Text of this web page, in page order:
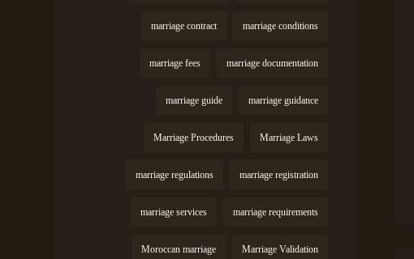
marriage conditions
marriage contract
marriage documentation
marriage fees
marriage guidance
marriage guide
Marriage Laws
Marriage Procedures
marriage registration
marriage regulations
marriage requirements
marriage services
Marriage Validation
Moroccan marriage